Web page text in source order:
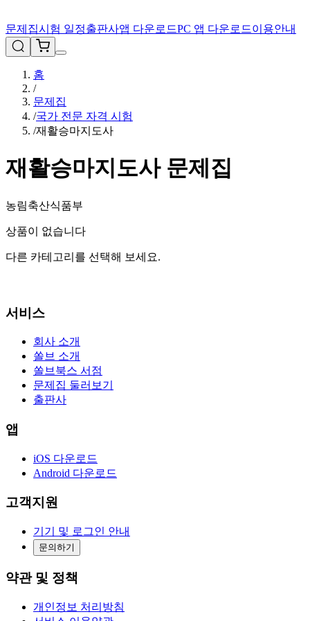
문제집시험 일정출판사앱 다운로드PC 앱 다운로드이용안내
홈
/
문제집
/국가 전문 자격 시험
/재활승마지도사
재활승마지도사문제집
농림축산식품부
상품이 없습니다
다른 카테고리를 선택해 보세요.
서비스
회사 소개
쏠브 소개
쏠브북스 서점
문제집 둘러보기
출판사
앱
iOS 다운로드
Android 다운로드
고객지원
기기 및 로그인 안내
문의하기
약관 및 정책
개인정보 처리방침